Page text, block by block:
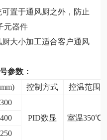
置于通风厨之外，防止
元器件
大小加工适合客户通风
参数：
控制方式 控温范围
PID数显
室温350℃